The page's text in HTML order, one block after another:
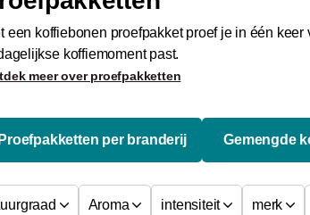
een koffiebonen proefpakket proef je in één
koffiemoment past.
meer over proefpakketten
Proefpakketten per branderij Gemengde
Aroma intensiteit merk